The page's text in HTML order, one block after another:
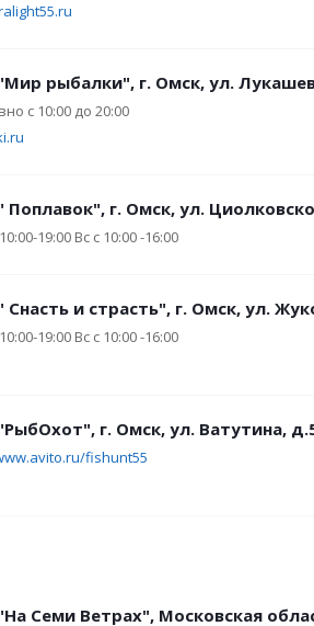
рыбалки", г. Омск, ​ул.
с 10:00 до 20:00
Поплавок", г. Омск, ул.
19:00 Вс с 10:00 -16:00
Снасть и страсть", г. Омск, ул.
19:00 Вс с 10:00 -16:00
г. Омск, ул. Ватутина,
fishunt55
Семи Ветрах", Московская